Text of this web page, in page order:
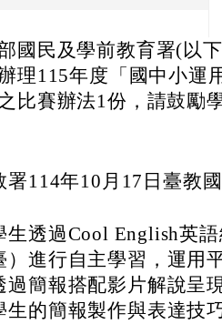
國民及學前教育署(以
理115年度「國中小運
比賽辦法1份，請鼓勵
署114年10月17日臺教
生透過Cool English英
）進行自主學習，運用
過簡報搭配影片解說呈
生的簡報製作與表達技